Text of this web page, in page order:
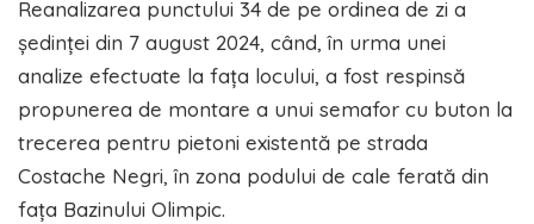
Reanalizarea punctului 34 de pe ordinea de zi a
ședinței din 7 august 2024, când, în urma unei
analize efectuate la fața locului, a fost respinsă
propunerea de montare a unui semafor cu buton la
trecerea pentru pietoni existentă pe strada
Costache Negri, în zona podului de cale ferată din
fața Bazinului Olimpic.